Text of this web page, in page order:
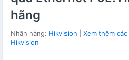
hãng
Nhãn hàng: Hikvision
Xem thêm các
Hikvision